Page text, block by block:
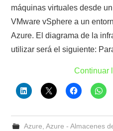
máquinas virtuales desde
VMware vSphere a un
Azure. El diagrama de la
utilizar será el siguiente:
Continuar
Azure Azure - Almacenes